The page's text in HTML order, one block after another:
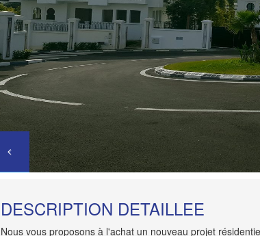
DESCRIPTION DETAILLEE
Nous vous proposons à l'achat un nouveau projet